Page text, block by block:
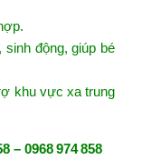
động, giúp bé
khu vực xa trung
– 0968 974 858